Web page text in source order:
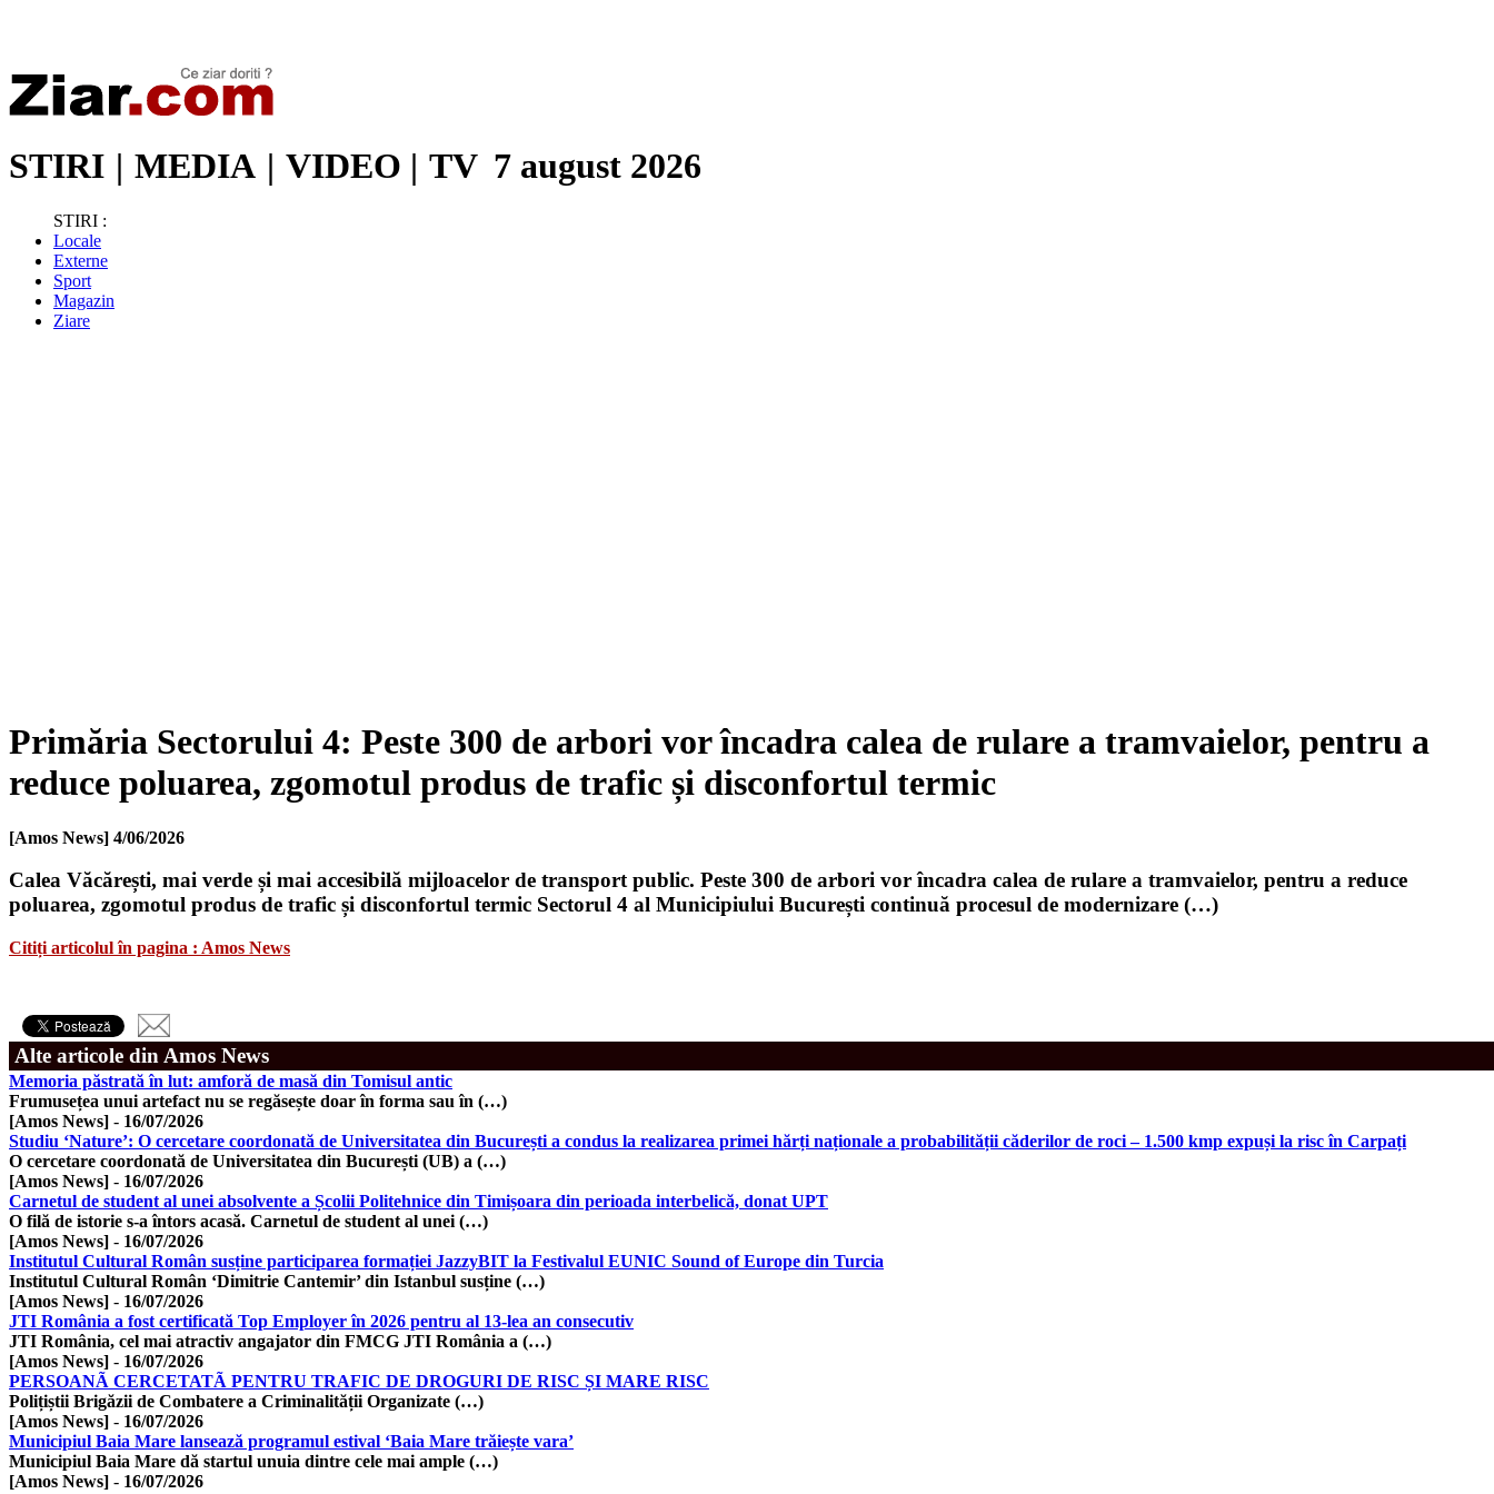
STIRI | MEDIA | VIDEO | TV 7 august 2026
STIRI :
Locale
Externe
Sport
Magazin
Ziare
Primăria Sectorului 4: Peste 300 de arbori vor încadra calea de rulare a tramvaielor, pentru a
reduce poluarea, zgomotul produs de trafic și disconfortul termic
[Amos News] 4/06/2026
Calea Văcărești, mai verde și mai accesibilă mijloacelor de transport public. Peste 300 de arbori vor încadra calea de rulare a tramvaielor, pentru a reduce
poluarea, zgomotul produs de trafic și disconfortul termic Sectorul 4 al Municipiului București continuă procesul de modernizare (…)
Citiți articolul în pagina : Amos News
Alte articole din Amos News
Memoria păstrată în lut: amforă de masă din Tomisul antic
Frumusețea unui artefact nu se regăsește doar în forma sau în (…)
[Amos News] - 16/07/2026
Studiu ‘Nature’: O cercetare coordonată de Universitatea din București a condus la realizarea primei hărți naționale a probabilității căderilor de roci – 1.500 kmp expuși la risc în Carpați
O cercetare coordonată de Universitatea din București (UB) a (…)
[Amos News] - 16/07/2026
Carnetul de student al unei absolvente a Școlii Politehnice din Timișoara din perioada interbelică, donat UPT
O filă de istorie s-a întors acasă. Carnetul de student al unei (…)
[Amos News] - 16/07/2026
Institutul Cultural Român susține participarea formației JazzyBIT la Festivalul EUNIC Sound of Europe din Turcia
Institutul Cultural Român ‘Dimitrie Cantemir’ din Istanbul susține (…)
[Amos News] - 16/07/2026
JTI România a fost certificată Top Employer în 2026 pentru al 13-lea an consecutiv
JTI România, cel mai atractiv angajator din FMCG JTI România a (…)
[Amos News] - 16/07/2026
PERSOANÃ CERCETATÃ PENTRU TRAFIC DE DROGURI DE RISC ȘI MARE RISC
Polițiștii Brigăzii de Combatere a Criminalității Organizate (…)
[Amos News] - 16/07/2026
Municipiul Baia Mare lansează programul estival ‘Baia Mare trăiește vara’
Municipiul Baia Mare dă startul unuia dintre cele mai ample (…)
[Amos News] - 16/07/2026